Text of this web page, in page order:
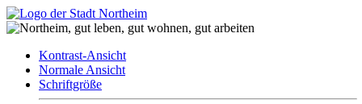
Kontrast-Ansicht
Normale Ansicht
Schriftgröße